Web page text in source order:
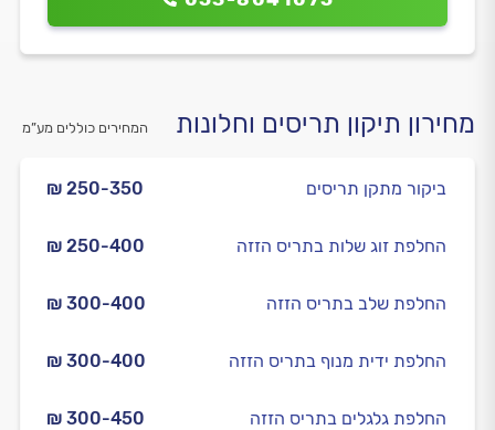
מחירון תיקון תריסים וחלונות המחירים כוללים מע”מ
₪ 250-350 ביקור מתקן תריסים
₪ 250-400 החלפת זוג שלות בתריס הזזה
₪ 300-400 החלפת שלב בתריס הזזה
₪ 300-400 החלפת ידית מנוף בתריס הזזה
₪ 300-450 החלפת גלגלים בתריס הזזה